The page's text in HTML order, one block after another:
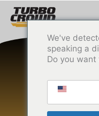
content
We've
speaking a
Do you want